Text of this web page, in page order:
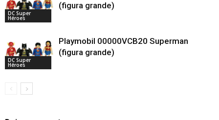
DC Super
Héroes
(figura grande)
DC Super
Héroes
Playmobil 00000VCB20 Superman
(figura grande)